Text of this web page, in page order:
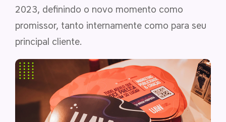
2023, definindo o novo momento como
promissor, tanto internamente como para seu
principal cliente.